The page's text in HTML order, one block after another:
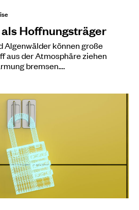
Hoffnungsträger
Algenwälder können große
aus der Atmosphäre ziehen
bremsen.…